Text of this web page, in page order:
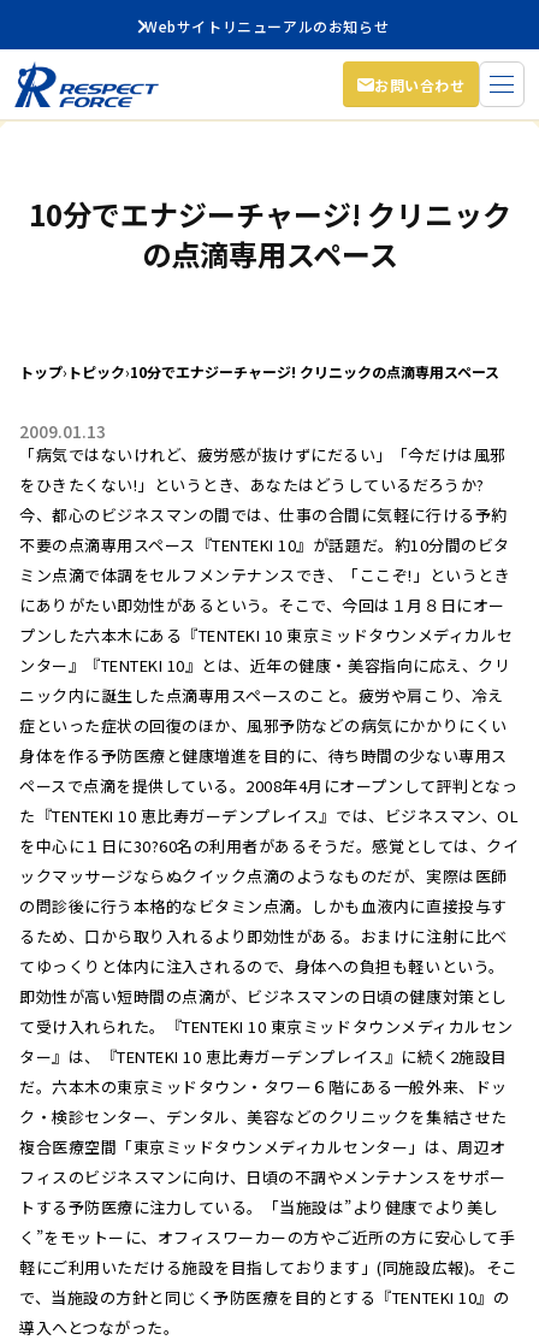
Webサイトリニューアルのお知らせ
お問い合わせ
10分でエナジーチャージ! クリニック
の点滴専用スペース
トップ› トピック›10分でエナジーチャージ! クリニックの点滴専用スペース
2009.01.13
「病気ではないけれど、疲労感が抜けずにだるい」「今だけは風邪
をひきたくない!」というとき、あなたはどうしているだろうか?
今、都心のビジネスマンの間では、仕事の合間に気軽に行ける予約
不要の点滴専用スペース『TENTEKI 10』が話題だ。約10分間のビタ
ミン点滴で体調をセルフメンテナンスでき、「ここぞ!」というとき
にありがたい即効性があるという。そこで、今回は１月８日にオー
プンした六本木にある『TENTEKI 10 東京ミッドタウンメディカルセ
ンター』『TENTEKI 10』とは、近年の健康・美容指向に応え、クリ
ニック内に誕生した点滴専用スペースのこと。疲労や肩こり、冷え
症といった症状の回復のほか、風邪予防などの病気にかかりにくい
身体を作る予防医療と健康増進を目的に、待ち時間の少ない専用ス
ペースで点滴を提供している。2008年4月にオープンして評判となっ
た『TENTEKI 10 恵比寿ガーデンプレイス』では、ビジネスマン、OL
を中心に１日に30?60名の利用者があるそうだ。感覚としては、クイ
ックマッサージならぬクイック点滴のようなものだが、実際は医師
の問診後に行う本格的なビタミン点滴。しかも血液内に直接投与す
るため、口から取り入れるより即効性がある。おまけに注射に比べ
てゆっくりと体内に注入されるので、身体への負担も軽いという。
即効性が高い短時間の点滴が、ビジネスマンの日頃の健康対策とし
て受け入れられた。『TENTEKI 10 東京ミッドタウンメディカルセン
ター』は、『TENTEKI 10 恵比寿ガーデンプレイス』に続く2施設目
だ。六本木の東京ミッドタウン・タワー６階にある一般外来、ドッ
ク・検診センター、デンタル、美容などのクリニックを集結させた
複合医療空間「東京ミッドタウンメディカルセンター」は、周辺オ
フィスのビジネスマンに向け、日頃の不調やメンテナンスをサポー
トする予防医療に注力している。「当施設は”より健康でより美し
く”をモットーに、オフィスワーカーの方やご近所の方に安心して手
軽にご利用いただける施設を目指しております」(同施設広報)。そこ
で、当施設の方針と同じく予防医療を目的とする『TENTEKI 10』の
導入へとつながった。